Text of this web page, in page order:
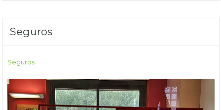
Seguros
Seguros